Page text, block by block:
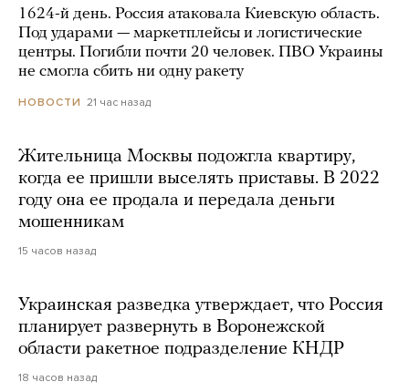
1624-й день. Россия атаковала Киевскую область.
Под ударами — маркетплейсы и логистические
центры. Погибли почти 20 человек. ПВО Украины
не смогла сбить ни одну ракету
НОВОСТИ 21 час назад
Жительница Москвы подожгла квартиру,
когда ее пришли выселять приставы. В 2022
году она ее продала и передала деньги
мошенникам
15 часов назад
Украинская разведка утверждает, что Россия
планирует развернуть в Воронежской
области ракетное подразделение КНДР
18 часов назад